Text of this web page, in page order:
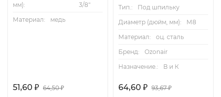
мм):
3/8"
Материал:
медь
51,60 ₽ 64,50₽
Тип.:
Под шпильку
Диаметр (дюйм, мм):
М8
Материал:
оц. сталь
Бренд:
Ozonair
Назначение.:
В и К
64,60 ₽ 93,67₽